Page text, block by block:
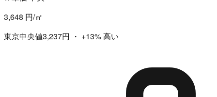
3,648 円/㎡
東京中央値3,237円 ・ +13%高い